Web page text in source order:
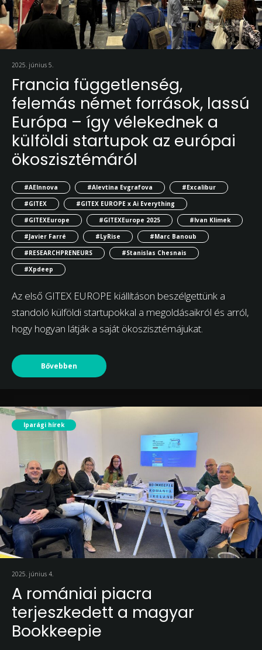
2025. június 5.
Francia függetlenség,
felemás német források, lassú
Európa – így vélekednek a
külföldi startupok az európai
ökoszisztémáról
#AEInnova #Alevtina Evgrafova
#Excalibur
#GITEX
#GITEX EUROPE x Ai Everything
#GITEXEurope
#GITEXEurope 2025
#Ivan Klimek
#Javier Farré
#LyRise
#Marc Banoub
#RESEARCHPRENEURS
#Stanislas Chesnais
#Xpdeep
Az első GITEX EUROPE kiállításon beszélgettünk a
standoló külföldi startupokkal a megoldásaikról és arról,
hogy hogyan látják a saját ökoszisztémájukat.
Bővebben
Iparági hírek
2025. június 4.
A romániai piacra
terjeszkedett a magyar
Bookkeepie